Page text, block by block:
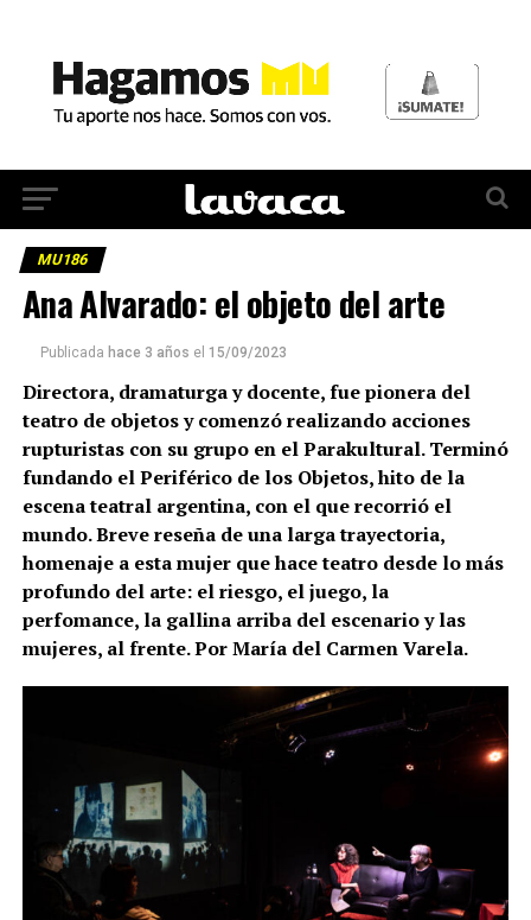
MU186
Ana Alvarado: el objeto del arte
Publicada hace 3 años el 15/09/2023
Directora, dramaturga y docente, fue pionera del
teatro de objetos y comenzó realizando acciones
rupturistas con su grupo en el Parakultural. Terminó
fundando el Periférico de los Objetos, hito de la
escena teatral argentina, con el que recorrió el
mundo. Breve reseña de una larga trayectoria,
homenaje a esta mujer que hace teatro desde lo más
profundo del arte: el riesgo, el juego, la
perfomance, la gallina arriba del escenario y las
mujeres, al frente. Por María del Carmen Varela.